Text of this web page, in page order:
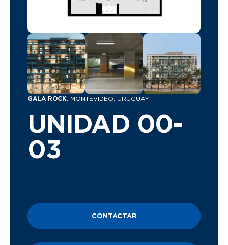
GALA ROCK , MONTEVIDEO, URUGUAY
UNIDAD 00-
03
CONTACTAR